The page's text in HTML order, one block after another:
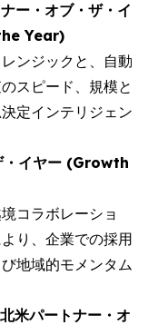
ー・オブ・ザ・イ
Year)
ンジックと、自動
スピード、規模と
定インテリジェン
・イヤー (Growth
コラボレーショ
り、企業での採用
地域的モメンタム
米パートナー・オ